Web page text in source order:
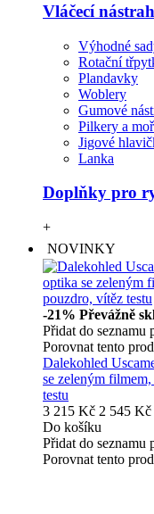
Vláčecí
Výhodné
Rotační
Plandavky
Woblery
Gumové
Pilkery a
Jigové
Lanka
Doplňky pro
+
NOVINKY
-21% Převážně
Přidat do seznamu
Porovnat tento
Dalekohled
se zeleným
testu
3 215 Kč 2 545 Kč
Do košíku
Přidat do seznamu
Porovnat tento